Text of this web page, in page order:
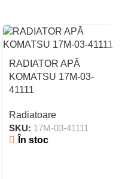
RADIATOR APĂ
KOMATSU 17M-03-
41111
Radiatoare
SKU: 17M-03-41111
În stoc